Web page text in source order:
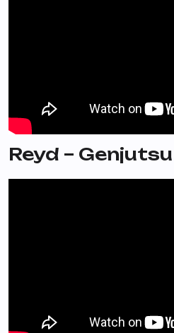
Reyd – Genjutsu